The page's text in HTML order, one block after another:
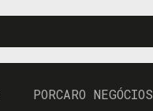
PORCARO NEGÓCIOS